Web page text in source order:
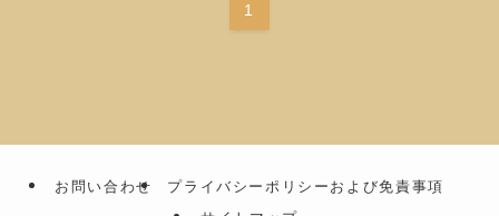
1
お問い合わせ
プライバシーポリシーおよび免責事項